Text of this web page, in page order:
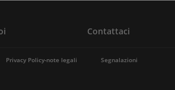
Contattaci
Privacy Policy-note legali Segnalazioni